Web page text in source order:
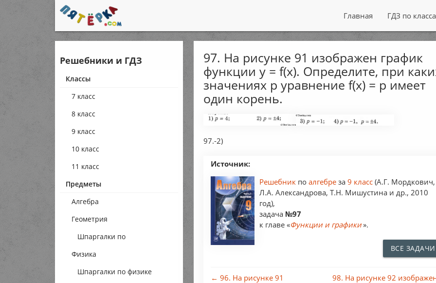
Главная ГДЗ по
Решебники и ГДЗ
Классы
7 класс
8 класс
9 класс
10 класс
11 класс
Предметы
Алгебра
Геометрия
Шпаргалки по
геометрии
Физика
Шпаргалки по физике
97. На рисунке 91 изображен график
функции у = f(x). Определите, при
значениях р уравнение f(x) = р имеет
один корень.
97.-2)
Источник:
Решебник поалгебреза9 класс (А.Г. Мордкович,
Л.А. Александрова, Т.Н. Мишустина и др., 2010
год),
задача №97
к главе «Функции и графики».
ВСЕ ЗАДАЧИ
← 96. На рисунке 91
98. На рисунке 92